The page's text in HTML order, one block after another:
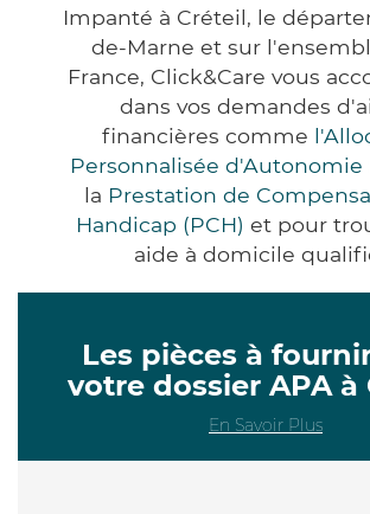
Impanté à Créteil, le
de-Marne et sur
France, Click&Care vous
dans vos demandes
financières comme
Personnalisée d'Autonomie
la Prestation de
Handicap (PCH) et pour
aide à domicile
Les pièces à
votre dossier APA à
En Savoir Plus